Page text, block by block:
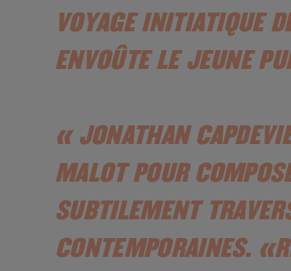
VOYAGE INITIATIQUE
ENVOÛTE LE JEUNE
« JONATHAN
MALOT POUR
SUBTILEMENT
CONTEMPORAINES.